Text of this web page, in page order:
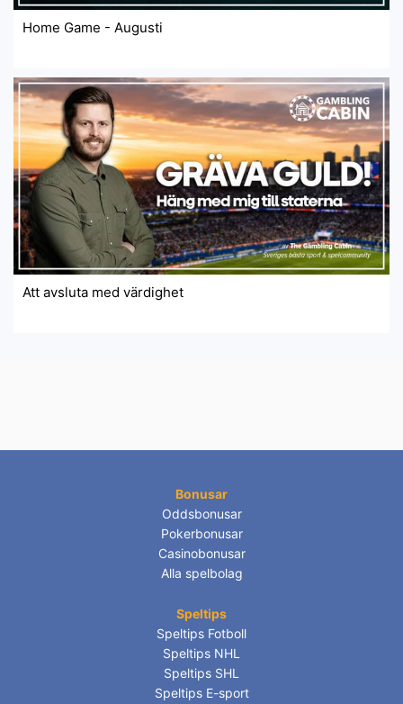
Home Game - Augusti
Att avsluta med värdighet
Bonusar
Oddsbonusar
Pokerbonusar
Casinobonusar
Alla spelbolag
Speltips
Speltips Fotboll
Speltips NHL
Speltips SHL
Speltips E-sport